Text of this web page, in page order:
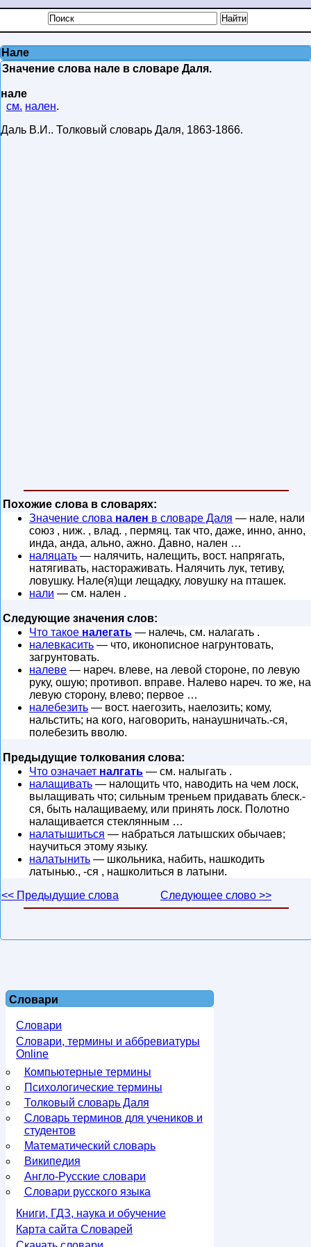
Нале
Значение слова нале в словаре Даля.
нале
см. нален.
Даль В.И.. Толковый словарь Даля, 1863-1866.
Похожие слова в словарях:
Значение слова нален в словаре Даля — нале, нали
союз , ниж. , влад. , пермяц. так что, даже, инно, анно,
инда, анда, ально, ажно. Давно, нален …
наляцать — налячить, налещить, вост. напрягать,
натягивать, настораживать. Налячить лук, тетиву,
ловушку. Нале(я)щи лещадку, ловушку на пташек.
нали — см. нален .
Следующие значения слов:
Что такое налегать — налечь, см. налагать .
налевкасить — что, иконописное нагрунтовать,
загрунтовать.
налеве — нареч. влеве, на левой стороне, по левую
руку, ошую; противоп. вправе. Налево нареч. то же, на
левую сторону, влево; первое …
налебезить — вост. наегозить, наелозить; кому,
нальстить; на кого, наговорить, нанаушничать.-ся,
полебезить вволю.
Предыдущие толкования слова:
Что означает налгать — см. налыгать .
налащивать — налощить что, наводить на чем лоск,
вылащивать что; сильным треньем придавать блеск.-
ся, быть налащиваему, или принять лоск. Полотно
налащивается стеклянным …
налатышиться — набраться латышских обычаев;
научиться этому языку.
налатынить — школьника, набить, нашкодить
латынью., -ся , нашколиться в латыни.
<< Предыдущие слова
Следующее слово >>
Словари
Словари
Словари, термины и аббревиатуры
Online
Компьютерные термины
Психологические термины
Толковый словарь Даля
Словарь терминов для учеников и
студентов
Математический словарь
Википедия
Англо-Русские словари
Словари русского языка
Книги, ГДЗ, наука и обучение
Карта сайта Словарей